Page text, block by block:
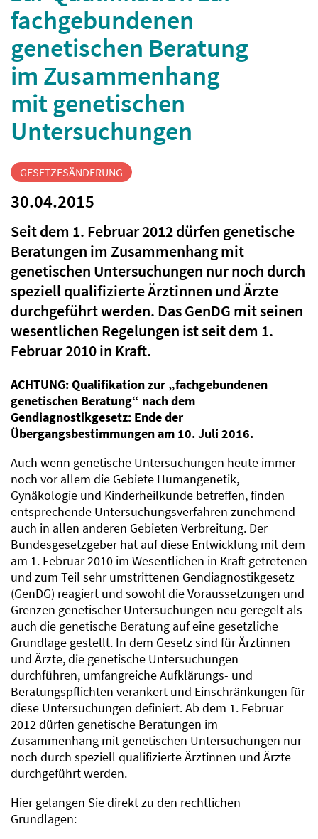
fachgebundenen
genetischen Beratung
im Zusammenhang
mit genetischen
Untersuchungen
GESETZESÄNDERUNG
30.04.2015
Seit dem 1. Februar 2012 dürfen genetische
Beratungen im Zusammenhang mit
genetischen Untersuchungen nur noch durch
speziell qualifizierte Ärztinnen und Ärzte
durchgeführt werden. Das GenDG mit seinen
wesentlichen Regelungen ist seit dem 1.
Februar 2010 in Kraft.
ACHTUNG: Qualifikation zur „fachgebundenen
genetischen Beratung“ nach dem
Gendiagnostikgesetz: Ende der
Übergangsbestimmungen am 10. Juli 2016.
Auch wenn genetische Untersuchungen heute immer
noch vor allem die Gebiete Humangenetik,
Gynäkologie und Kinderheilkunde betreffen, finden
entsprechende Untersuchungsverfahren zunehmend
auch in allen anderen Gebieten Verbreitung. Der
Bundesgesetzgeber hat auf diese Entwicklung mit dem
am 1. Februar 2010 im Wesentlichen in Kraft getretenen
und zum Teil sehr umstrittenen Gendiagnostikgesetz
(GenDG) reagiert und sowohl die Voraussetzungen und
Grenzen genetischer Untersuchungen neu geregelt als
auch die genetische Beratung auf eine gesetzliche
Grundlage gestellt. In dem Gesetz sind für Ärztinnen
und Ärzte, die genetische Untersuchungen
durchführen, umfangreiche Aufklärungs- und
Beratungspflichten verankert und Einschränkungen für
diese Untersuchungen definiert. Ab dem 1. Februar
2012 dürfen genetische Beratungen im
Zusammenhang mit genetischen Untersuchungen nur
noch durch speziell qualifizierte Ärztinnen und Ärzte
durchgeführt werden.
Hier gelangen Sie direkt zu den rechtlichen
Grundlagen: